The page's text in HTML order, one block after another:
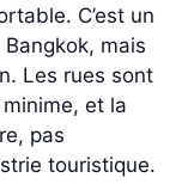
C’est un
mais
Les rues sont
et la
pas
touristique.